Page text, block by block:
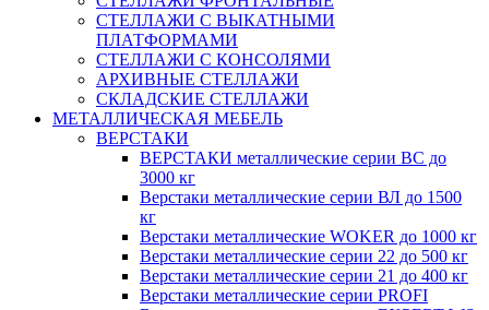
СТЕЛЛАЖИ С ВЫКАТНЫМИ
ПЛАТФОРМАМИ
СТЕЛЛАЖИ С КОНСОЛЯМИ
АРХИВНЫЕ СТЕЛЛАЖИ
СКЛАДСКИЕ СТЕЛЛАЖИ
МЕТАЛЛИЧЕСКАЯ МЕБЕЛЬ
ВЕРСТАКИ
ВЕРСТАКИ металлические серии ВС до
3000 кг
Верстаки металлические серии ВЛ до 1500
кг
Верстаки металлические WOKER до 1000 кг
Верстаки металлические серии 22 до 500 кг
Верстаки металлические серии 21 до 400 кг
Верстаки металлические серии PROFI